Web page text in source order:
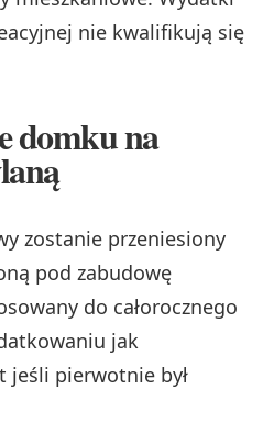
nie kwalifikują się
domku na
zostanie przeniesiony
pod zabudowę
do całorocznego
jak
jeśli pierwotnie był